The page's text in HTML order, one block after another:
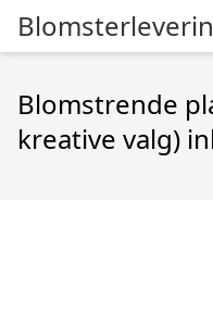
Blomstrende
kreative valg)